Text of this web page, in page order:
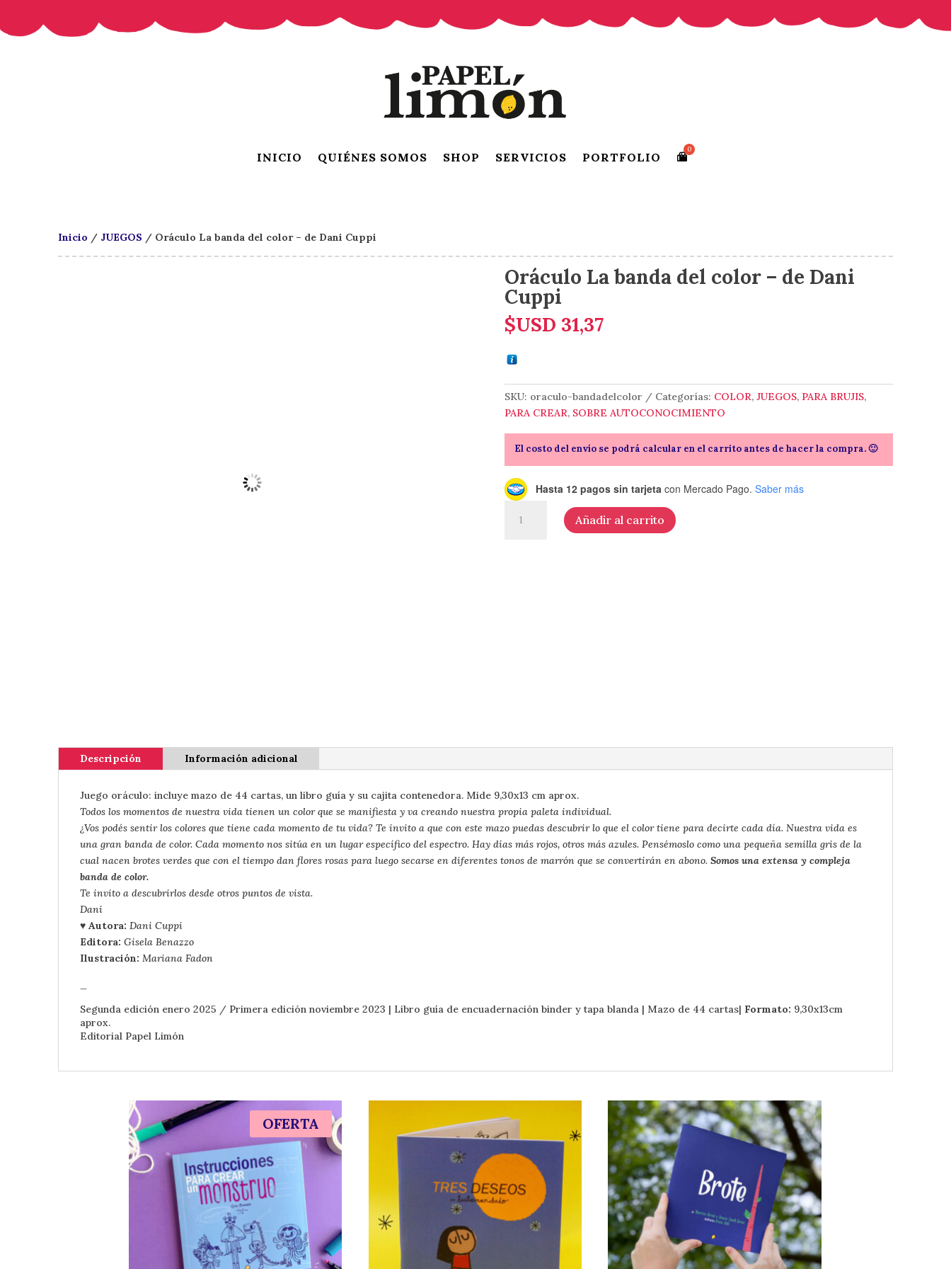
INICIO QUIÉNES SOMOS SHOP SERVICIOS PORTFOLIO
Inicio / JUEGOS / Oráculo La banda del color – de Dani Cuppi
Oráculo La banda del color – de Dani
Cuppi
$USD 31,37
SKU: oraculo-bandadelcolor Categorías: COLOR,JUEGOS, PARA BRUJIS,
PARA CREAR, SOBRE AUTOCONOCIMIENTO
El costo del envío se podrá calcular en el carrito antes de hacer la compra. 🙂
Hasta 12 pagos sin tarjeta con Mercado Pago. Saber más
Añadir al carrito
Descripción Información adicional
Juego oráculo: incluye mazo de 44 cartas, un libro guía y su cajita contenedora. Mide 9,30x13 cm aprox.
Todos los momentos de nuestra vida tienen un color que se manifiesta y va creando nuestra propia paleta individual.
¿Vos podés sentir los colores que tiene cada momento de tu vida? Te invito a que con este mazo puedas descubrir lo que el color tiene para decirte cada día. Nuestra vida es
una gran banda de color. Cada momento nos sitúa en un lugar específico del espectro. Hay días más rojos, otros más azules. Pensémoslo como una pequeña semilla gris de la
cual nacen brotes verdes que con el tiempo dan flores rosas para luego secarse en diferentes tonos de marrón que se convertirán en abono. Somos una extensa y compleja
banda de color.
Te invito a descubrirlos desde otros puntos de vista.
Dani
♥ Autora: Dani Cuppi
Editora: Gisela Benazzo
Ilustración: Mariana Fadon
Segunda edición enero 2025 / Primera edición noviembre 2023 | Libro guía de encuadernación binder y tapa blanda | Mazo de 44 cartas| Formato: 9,30x13cm
aprox.
Editorial Papel Limón
OFERTA